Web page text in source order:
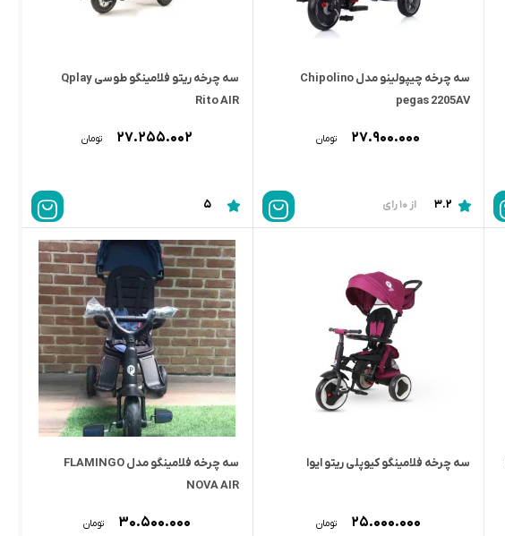
سه چرخه چیپولینو مدل Chipolino
pegas 2205AV
۲۷.۹۰۰.۰۰۰ تومان
3.2 از 10 رای
سه چرخه ریتو فلامینگو طوسی Qplay
Rito AIR
۲۷.۲۵۵.۰۰۲ تومان
5
سه چرخه فلامینگو کیوپلی ریتو ایوا
۲۵.۰۰۰.۰۰۰ تومان
سه چرخه فلامینگو مدل FLAMINGO
NOVA AIR
۳۰.۵۰۰.۰۰۰ تومان